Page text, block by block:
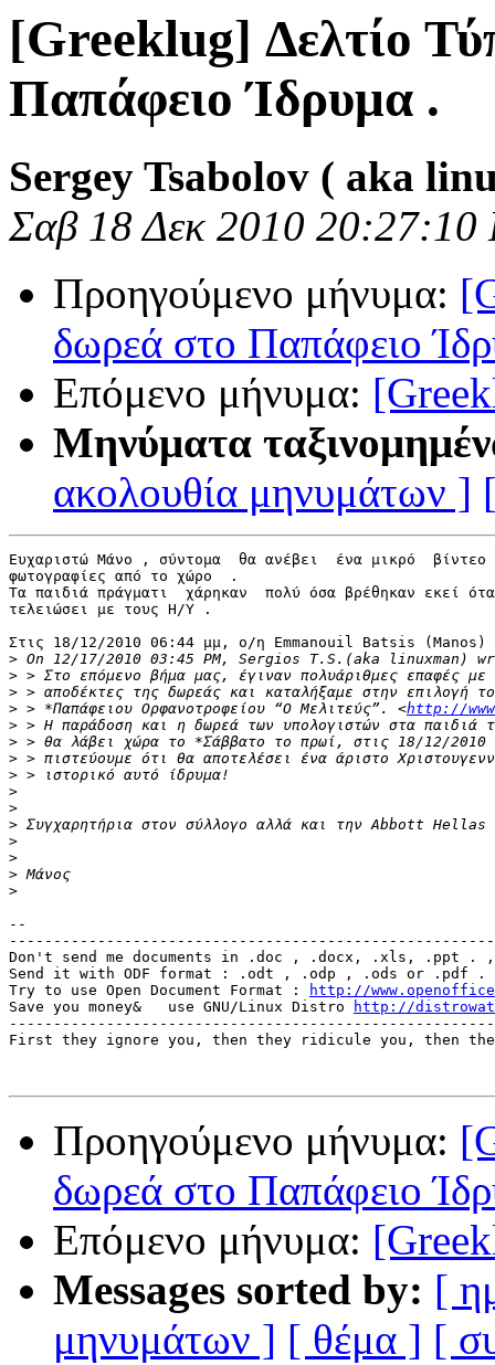
[Greeklug] Δελτίο
Παπάφειο Ίδρυμα .
Sergey Tsabolov ( aka
Σαβ 18 Δεκ 2010 20:27:10
Προηγούμενο μήνυμα:
δωρεά στο Παπάφειο
Επόμενο μήνυμα:
Μηνύματα
ακολουθία μηνυμάτων ]
Ευχαριστώ Μάνο , σύντομα  θα ανέβει  ένα μικρό
φωτογραφίες από το χώρο  .
Τα παιδιά πράγματι  χάρηκαν  πολύ όσα βρέθηκαν εκεί
τελειώσει με τους Η/Υ .
Στις 18/12/2010 06:44 μμ, ο/η Emmanouil Batsis (Manos)
>
>
>
> > *Παπάφειου Ορφανοτροφείου “Ο Μελιτεύς”. <http://
>
>
>
>
>
>
>
>
>
>
>
--
Don't send me documents in .doc , .docx, .xls, .ppt .
Send it with ODF format : .odt , .odp , .ods or .pdf .
Try to use Open Document Format :
http://
Save you money&   use GNU/Linux Distro
http://
First they ignore you, then they ridicule you, then
Προηγούμενο μήνυμα:
δωρεά στο Παπάφειο
Επόμενο μήνυμα:
Messages sorted by: [
μηνυμάτων ] [ θέμα ] [